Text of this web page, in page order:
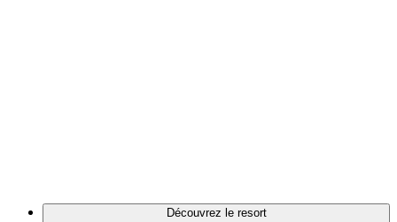
Découvrez le resort